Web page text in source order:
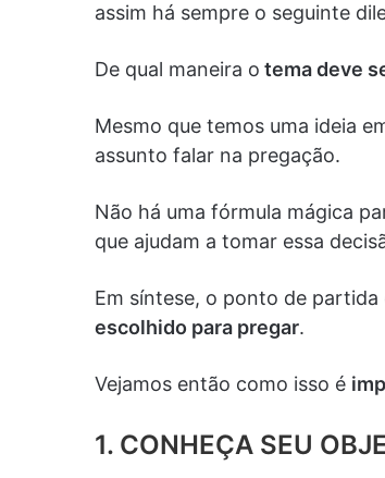
assim há sempre o seguinte
De qual maneira o tema deve
Mesmo que temos uma ideia
assunto falar na pregação.
Não há uma fórmula mágica
que ajudam a tomar essa
Em síntese, o ponto de
escolhido para pregar.
Vejamos então como isso é
1. CONHEÇA SEU